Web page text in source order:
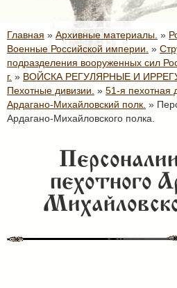
Главная » Архивные материалы. »
Военные Российской империи. »
подразделения вооруженных сил
г. » ВОЙСКА РЕГУЛЯРНЫЕ И
Пехотные дивизии. » 51-я пехотная
Ардагано-Михайловский полк. »
Ардагано-Михайловского полка.
пехотного